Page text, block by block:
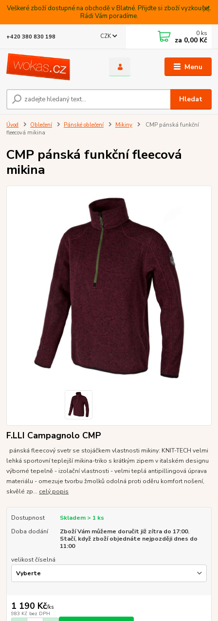
Veškeré zboží dostupné na obchodě v Blatné. Přijdte si zboží vyzkoušet.
Rádi Vám poradíme.
Menu
CZK
Hledat
+420 380 830 198 0 ks
za 0,00 Kč
Úvod Oblečení Pánské oblečení Mikiny
CMP pánská funkční
fleecová mikina
CMP pánská funkční fleecová
mikina
F.LLI Campagnolo CMP
pánská fleecový svetr se stojáčkem vlastnosti mikiny: KNIT-TECH velmi
lehká sportovní teplejší mikina-triko s krátkým zipem v italském designu
výborné tepelně - izolační vlastnosti - velmi teplá antipillingová úprava
materiálu - omezuje tvorbu žmolků odolná proti oděru komfort nošení,
skvělé zp... celý popis
Dostupnost
Skladem > 1 ks
Doba dodání
Zboží Vám můžeme doručit již zítra do 17:00.
Stačí, když zboží objednáte nejpozději dnes do
11:00
velikost číselná
1 190 Kč/ks
983 Kč bez DPH